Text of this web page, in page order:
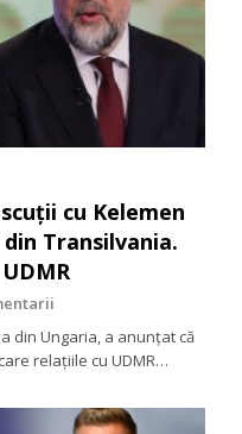
cu Kelemen
Transilvania.
din Ungaria, a anunțat că
relațiile cu UDMR…